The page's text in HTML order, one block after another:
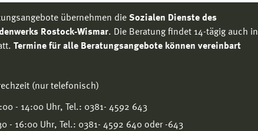
übernehmen die Sozialen Dienste des
Rostock-Wismar. Die Beratung findet 14-tägig auch in
Termine für alle Beratungsangebote können vereinbart
(nur telefonisch)
- 14:00 Uhr, Tel.: 0381- 4592 643
- 16:00 Uhr, Tel.: 0381- 4592 640 oder -643